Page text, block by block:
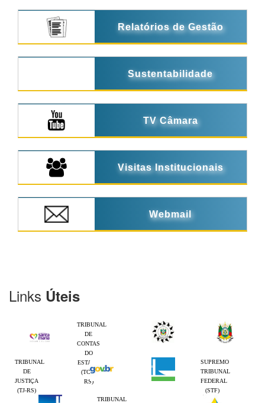
Relatórios de Gestão
Sustentabilidade
TV Câmara
Visitas Institucionais
Webmail
Links Úteis
TRIBUNAL
DE
CONTAS
DO
ESTADO
(TCE-
RS)
TRIBUNAL
DE
JUSTIÇA
(TJ-RS)
SUPREMO
TRIBUNAL
FEDERAL
(STF)
TRIBUNAL